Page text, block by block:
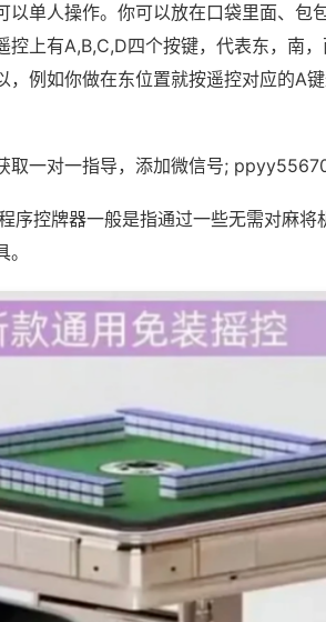
以单人操作。你可以放在口袋里面、包
控上有A,B,C,D四个按键，代表东，南
，例如你做在东位置就按遥控对应的A
取一对一指导，添加微信号;
序控牌器一般是指通过一些无需对麻将